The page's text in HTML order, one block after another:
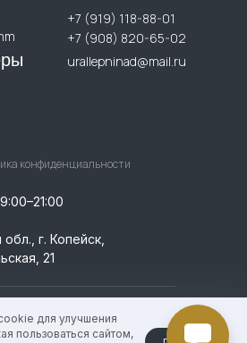
+7 (919) 118-88-01
+7 (908) 820-65-02
urallepninad@mail.ru
конфиденциальности
г. Копейск,
21
ИП Кислицин Денис
/ ИНН: 744924756009 /
для улучшения
пользоваться сайтом,